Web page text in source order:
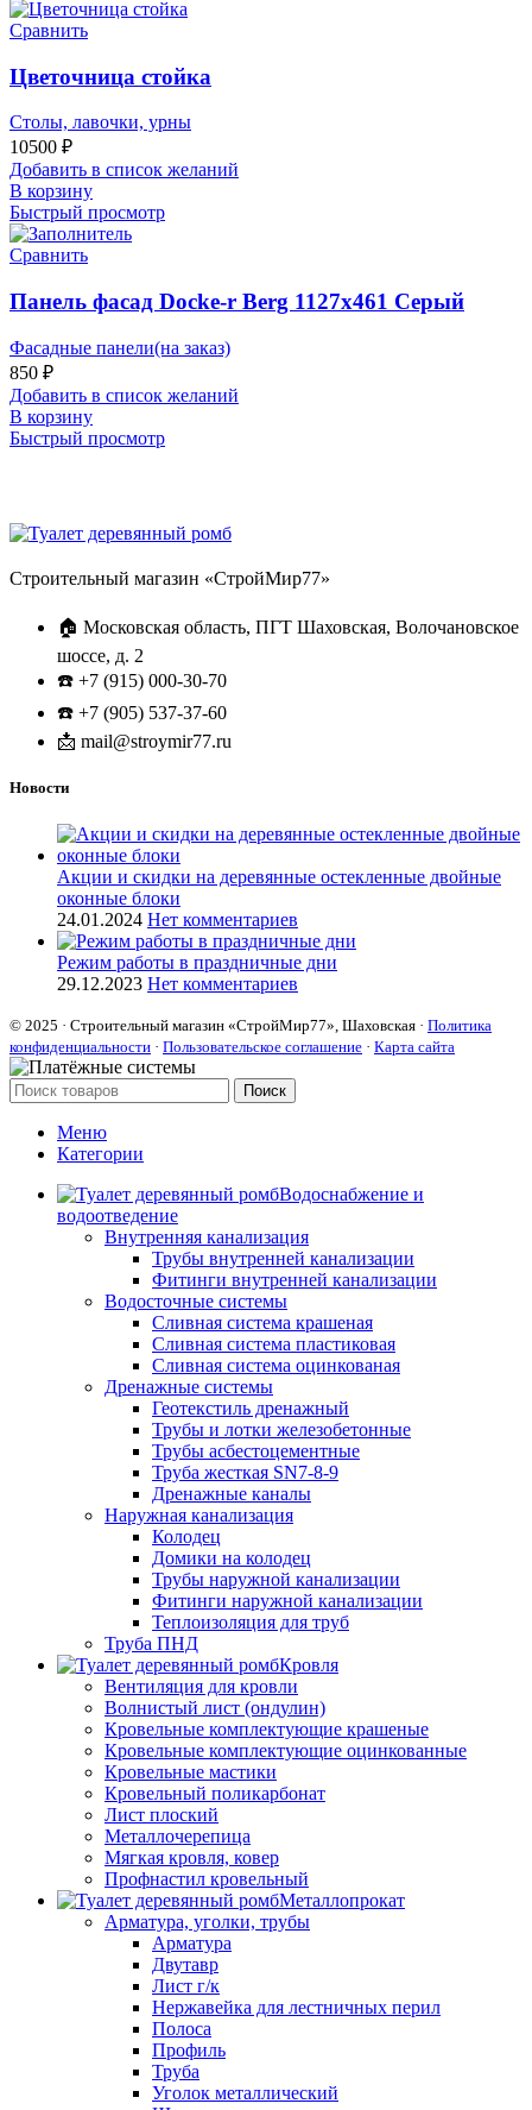
Сравнить
Цветочница стойка
Столы, лавочки, урны
10500 ₽
Добавить в список желаний
В корзину
Быстрый просмотр
Сравнить
Панель фасад Docke-r Berg 1127х461 Серый
Фасадные панели(на заказ)
850 ₽
Добавить в список желаний
В корзину
Быстрый просмотр
Строительный магазин «СтройМир77»
🏠 Московская область, ПГТ Шаховская, Волочановское
шоссе, д. 2
☎️ +7 (915) 000-30-70
☎️ +7 (905) 537-37-60
📩 mail@stroymir77.ru
Новости
Акции и скидки на деревянные остекленные двойные
оконные блоки
24.01.2024 Нет комментариев
Режим работы в праздничные дни
29.12.2023 Нет комментариев
© 2025 · Строительный магазин «СтройМир77», Шаховская · Политика
конфиденциальности · Пользовательское соглашение · Карта сайта
Поиск
Меню
Категории
Водоснабжение и
водоотведение
Внутренняя канализация
Трубы внутренней канализации
Фитинги внутренней канализации
Водосточные системы
Сливная система крашеная
Сливная система пластиковая
Сливная система оцинкованая
Дренажные системы
Геотекстиль дренажный
Трубы и лотки железобетонные
Трубы асбестоцементные
Труба жесткая SN7-8-9
Дренажные каналы
Наружная канализация
Колодец
Домики на колодец
Трубы наружной канализации
Фитинги наружной канализации
Теплоизоляция для труб
Труба ПНД
Кровля
Вентиляция для кровли
Волнистый лист (ондулин)
Кровельные комплектующие крашеные
Кровельные комплектующие оцинкованные
Кровельные мастики
Кровельный поликарбонат
Лист плоский
Металлочерепица
Мягкая кровля, ковер
Профнастил кровельный
Металлопрокат
Арматура, уголки, трубы
Арматура
Двутавр
Лист г/к
Нержавейка для лестничных перил
Полоса
Профиль
Труба
Уголок металлический